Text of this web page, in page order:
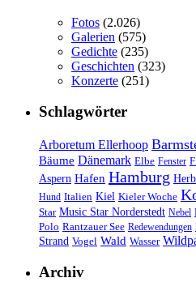
Fotos (2.026)
Galerien (575)
Gedichte (235)
Geschichten (323)
Konzerte (251)
Schlagwörter
Arboretum Ellerhoop
Bäume Dänemark Elbe Fenster
Aspern Hafen Hamburg
Hund Italien Kiel Kieler Woche
Star Music Star Norderstedt Nebel
Polo Rantzauer See Redewendungen
Strand Vogel Wald Wasser
Archiv